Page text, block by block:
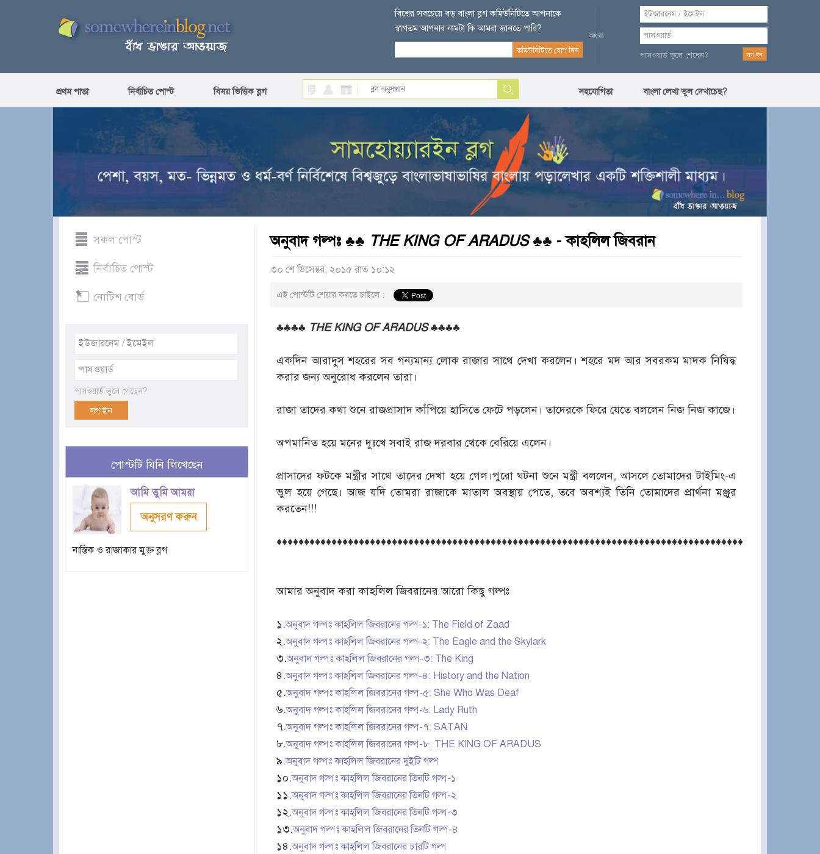
বিশ্বের সবচেয়ে বড় বাংলা ব্লগ কমিউনিটিতে আপনাকে
স্বাগতম আপনার নামটা কি আমরা জানতে পারি?
পাসওয়ার্ড ভুলে গেছেন?
প্রথম পাতা নির্বাচিত পোস্ট বিষয় ভিত্তিক ব্লগ সহযোগিতা বাংলা লেখা ভুল দেখাচেছ?
সকল পোস্ট
নির্বাচিত পোস্ট
নোটিশ বোর্ড
পাসওয়ার্ড ভুলে গেছেন?
পোস্টটি যিনি লিখেছেন
আমি তুমি আমরা
অনুসরণ করুন
নাস্তিক ও রাজাকার মুক্ত ব্লগ
অনুবাদ গল্পঃ ♣♣ THE KING OF ARADUS ♣♣ - কাহলিল জিবরান
৩০ শে ডিসেম্বর, ২০১৫ রাত ১০:১২
এই পোস্টটি শেয়ার করতে চাইলে :
♣♣♣♣ THE KING OF ARADUS ♣♣♣♣
একদিন আরাদুস শহরের সব গন্যমান্য লোক রাজার সাথে দেখা করলেন। শহরে মদ আর সবরকম মাদক নিষিদ্ধ
করার জন্য অনুরোধ করলেন তারা।
রাজা তাদের কথা শুনে রাজপ্রাসাদ কাঁপিয়ে হাসিতে ফেটে পড়লেন। তাদেরকে ফিরে যেতে বললেন নিজ নিজ কাজে।
অপমানিত হয়ে মনের দুঃখে সবাই রাজ দরবার থেকে বেরিয়ে এলেন।
প্রাসাদের ফটকে মন্ত্রীর সাথে তাদের দেখা হয়ে গেল।পুরো ঘটনা শুনে মন্ত্রী বললেন, আসলে তোমাদের টাইমিং-এ
ভুল হয়ে গেছে। আজ যদি তোমরা রাজাকে মাতাল অবস্থায় পেতে, তবে অবশ্যই তিনি তোমাদের প্রার্থনা মঞ্জুর
করতেন!!!
♦♦♦♦♦♦♦♦♦♦♦♦♦♦♦♦♦♦♦♦♦♦♦♦♦♦♦♦♦♦♦♦♦♦♦♦♦♦♦♦♦♦♦♦♦♦♦♦♦♦♦♦♦♦♦♦♦♦♦♦♦♦♦♦♦♦♦♦♦♦♦♦♦♦♦♦♦♦♦♦♦♦♦♦♦
আমার অনুবাদ করা কাহলিল জিবরানের আরো কিছু গল্পঃ
১.অনুবাদ গল্পঃ কাহলিল জিবরানের গল্প-১: The Field of Zaad
২.অনুবাদ গল্পঃ কাহলিল জিবরানের গল্প-২: The Eagle and the Skylark
৩.অনুবাদ গল্পঃ কাহলিল জিবরানের গল্প-৩: The King
৪.অনুবাদ গল্পঃ কাহলিল জিবরানের গল্প-৪: History and the Nation
৫.অনুবাদ গল্পঃ কাহলিল জিবরানের গল্প-৫: She Who Was Deaf
৬.অনুবাদ গল্পঃ কাহলিল জিবরানের গল্প-৬: Lady Ruth
৭.অনুবাদ গল্পঃ কাহলিল জিবরানের গল্প-৭: SATAN
৮.অনুবাদ গল্পঃ কাহলিল জিবরানের গল্প-৮: THE KING OF ARADUS
৯.অনুবাদ গল্পঃ কাহলিল জিবরানের দুইটি গল্প
১০.অনুবাদ গল্পঃ কাহলিল জিবরানের তিনটি গল্প-১
১১.অনুবাদ গল্পঃ কাহলিল জিবরানের তিনটি গল্প-২
১২.অনুবাদ গল্পঃ কাহলিল জিবরানের তিনটি গল্প-৩
১৩.অনুবাদ গল্পঃ কাহলিল জিবরানের তিনটি গল্প-৪
১৪.অনুবাদ গল্পঃ কাহলিল জিবরানের চারটি গল্প